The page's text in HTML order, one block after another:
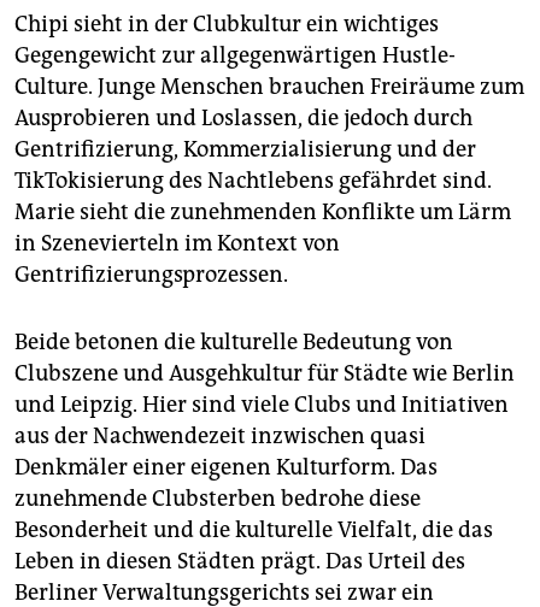
Chipi sieht in der Clubkultur ein wichtiges
Gegengewicht zur allgegenwärtigen Hustle-
Culture. Junge Menschen brauchen Freiräume zum
Ausprobieren und Loslassen, die jedoch durch
Gentrifizierung, Kommerzialisierung und der
TikTokisierung des Nachtlebens gefährdet sind.
Marie sieht die zunehmenden Konflikte um Lärm
in Szenevierteln im Kontext von
Gentrifizierungsprozessen.
Beide betonen die kulturelle Bedeutung von
Clubszene und Ausgehkultur für Städte wie Berlin
und Leipzig. Hier sind viele Clubs und Initiativen
aus der Nachwendezeit inzwischen quasi
Denkmäler einer eigenen Kulturform. Das
zunehmende Clubsterben bedrohe diese
Besonderheit und die kulturelle Vielfalt, die das
Leben in diesen Städten prägt. Das Urteil des
Berliner Verwaltungsgerichts sei zwar ein